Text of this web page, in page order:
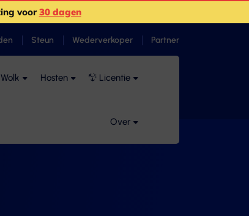
voor30 dagen
Steun Wederverkoper Partner
Wolk Hosten Licentie
Over